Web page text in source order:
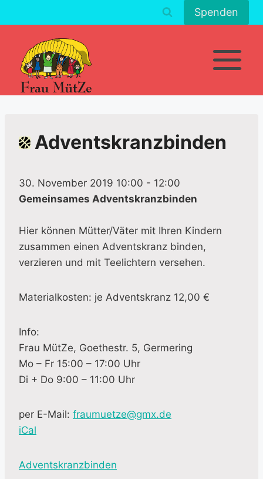
Inhalt
Spenden
Adventskranzbinden
30. November 2019 10:00 - 12:00
Gemeinsames Adventskranzbinden
Hier können Mütter/Väter mit Ihren Kindern
zusammen einen Adventskranz binden,
verzieren und mit Teelichtern versehen.
Materialkosten: je Adventskranz 12,00 €
Info:
Frau MütZe, Goethestr. 5, Germering
Mo – Fr 15:00 – 17:00 Uhr
Di + Do 9:00 – 11:00 Uhr
per E-Mail: fraumuetze@gmx.de
iCal
M
Adventskranzbinden